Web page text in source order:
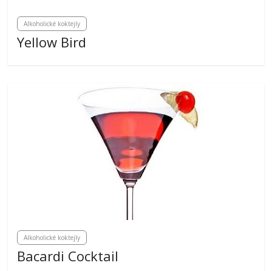
Alkoholické koktejly
Yellow Bird
Alkoholické koktejly
Bacardi Cocktail